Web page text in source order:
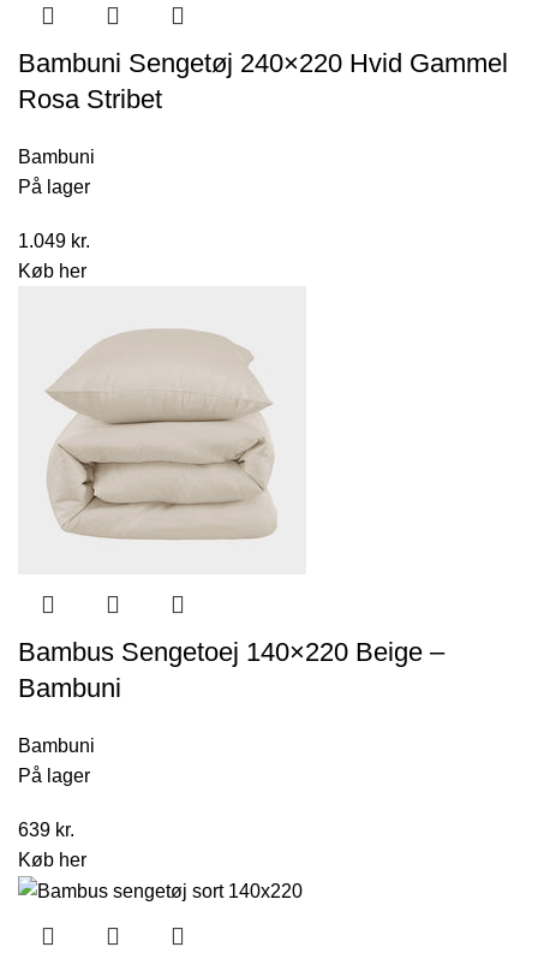
Bambuni Sengetøj 240×220 Hvid Gammel
Rosa Stribet
Bambuni
På lager
1.049 kr.
Køb her
Bambus Sengetoej 140×220 Beige –
Bambuni
Bambuni
På lager
639 kr.
Køb her